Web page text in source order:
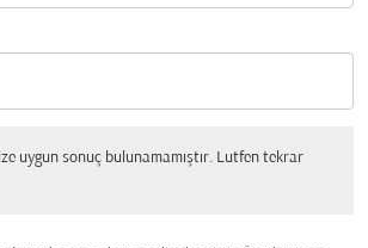
Selected
uygun sonuç bulunamamıştır. Lutfen tekrar